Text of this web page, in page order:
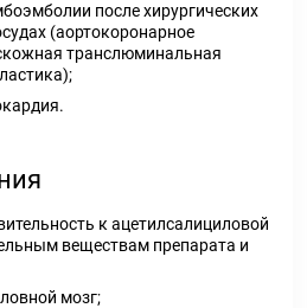
после хирургических
(аортокоронарное
транслюминальная
к ацетилсалициловой
веществам препарата и
мозг;